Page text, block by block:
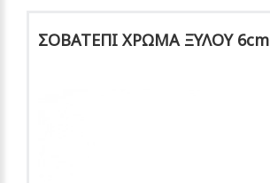
ΣΟΒΑΤΕΠΙ ΧΡΩΜΑ ΞΥΛΟΥ 6cm